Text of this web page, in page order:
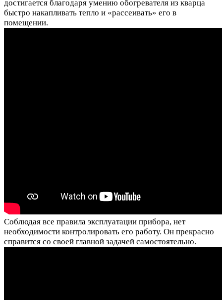
достигается благодаря умению обогревателя из кварца
быстро накапливать тепло и «рассеивать» его в
помещении.
Соблюдая все правила эксплуатации прибора, нет
необходимости контролировать его работу. Он прекрасно
справится со своей главной задачей самостоятельно.